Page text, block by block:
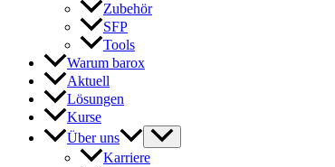
Zubehör
SFP
Tools
Warum barox
Aktuell
Lösungen
Kurse
Über uns
Karriere